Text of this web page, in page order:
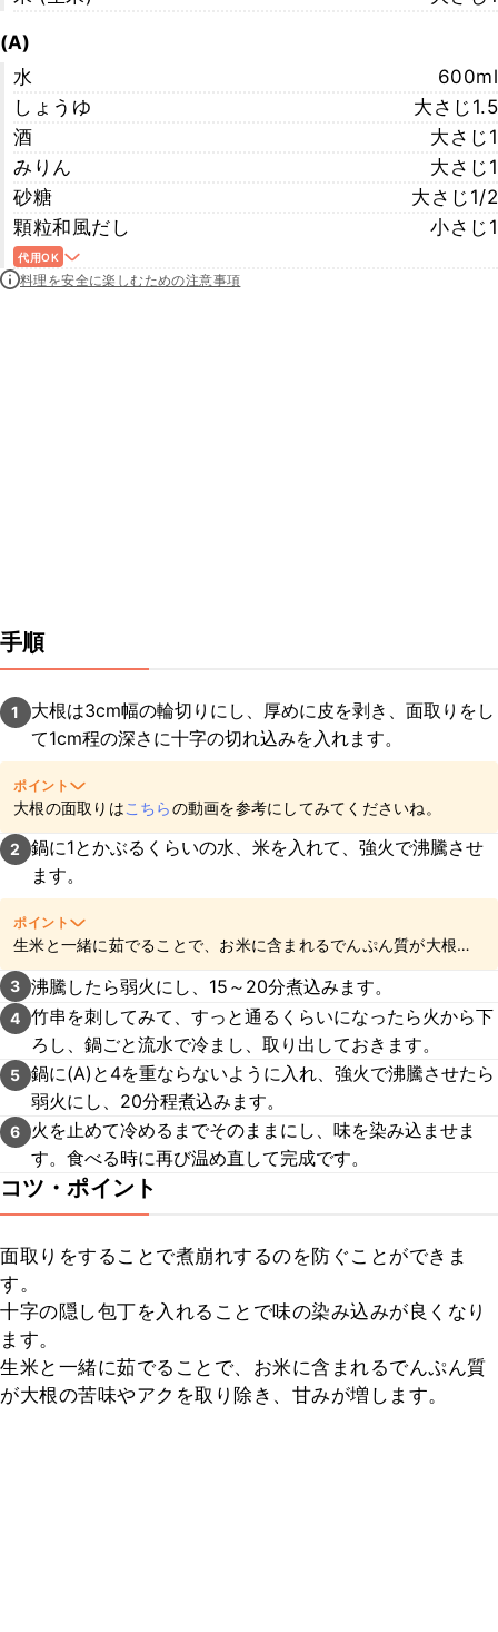
(A)
水
600ml
しょうゆ
大さじ1.5
酒
大さじ1
みりん
大さじ1
砂糖
大さじ1/2
顆粒和風だし
小さじ1
代用OK
料理を安全に楽しむための注意事項
手順
1
大根は3cm幅の輪切りにし、厚めに皮を剥き、面取りをし
て1cm程の深さに十字の切れ込みを入れます。
ポイント
大根の面取りはこちらの動画を参考にしてみてくださいね。
2
鍋に1とかぶるくらいの水、米を入れて、強火で沸騰させ
ます。
ポイント
生米と一緒に茹でることで、お米に含まれるでんぷん質が大根の
苦味やアクを取り除き、甘みが増します。
3 沸騰したら弱火にし、15～20分煮込みます。
4 竹串を刺してみて、すっと通るくらいになったら火から下
ろし、鍋ごと流水で冷まし、取り出しておきます。
5 鍋に(A)と4を重ならないように入れ、強火で沸騰させたら
弱火にし、20分程煮込みます。
6
火を止めて冷めるまでそのままにし、味を染み込ませま
す。食べる時に再び温め直して完成です。
コツ・ポイント
面取りをすることで煮崩れするのを防ぐことができま
す。
十字の隠し包丁を入れることで味の染み込みが良くなり
ます。
生米と一緒に茹でることで、お米に含まれるでんぷん質
が大根の苦味やアクを取り除き、甘みが増します。